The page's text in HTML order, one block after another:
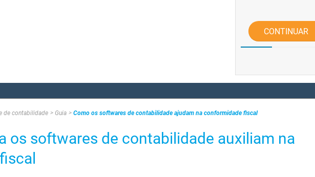
CONTINUAR
de contabilidade Guia Como os softwares de contabilidade ajudam na conformidade fiscal
os softwares de contabilidade auxiliam na